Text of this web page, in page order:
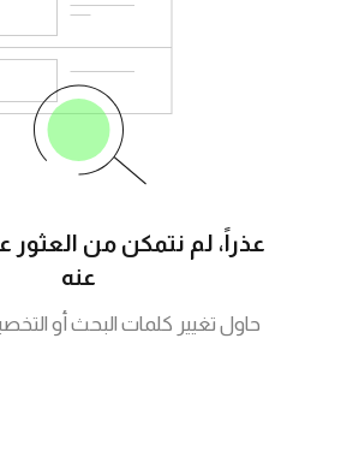
عذراً، لم نتمكن من العثور
عنه
حاول تغيير كلمات البحث أو